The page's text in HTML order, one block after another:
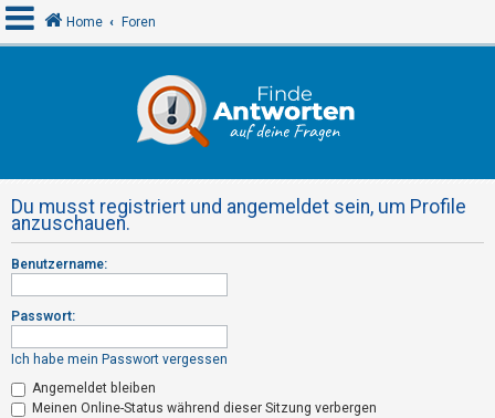
e
l
d
e
n
R
e
Home Foren
Du musst registriert und angemeldet sein, um Profile
anzuschauen.
Benutzername:
Passwort:
Ich habe mein Passwort vergessen
Angemeldet bleiben
Meinen Online-Status während dieser Sitzung verbergen